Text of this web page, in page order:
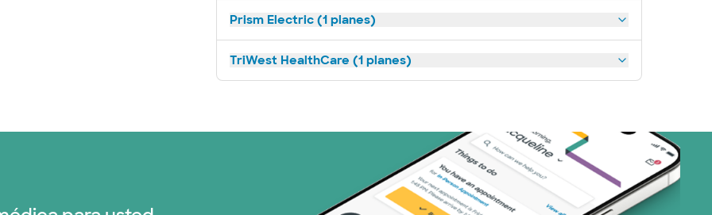
Prism Electric (1 planes)
TriWest HealthCare (1 planes)